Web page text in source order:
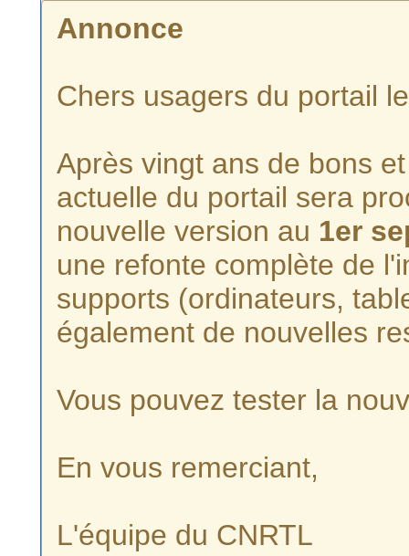
Annonce
Chers usagers du portail
Après vingt ans de bons
actuelle du portail sera
nouvelle version au 1er
une refonte complète de
supports (ordinateurs,
également de nouvelles
Vous pouvez tester la
En vous remerciant,
L'équipe du CNRTL